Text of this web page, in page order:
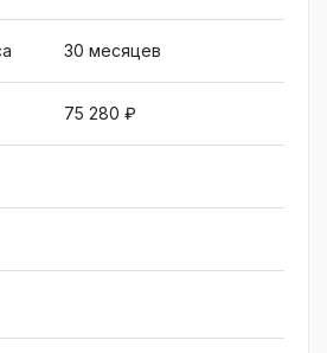
как Сети, онлайн,
сетевые технологии,
улучшить свои навыки и
30 месяцев
75 280 ₽